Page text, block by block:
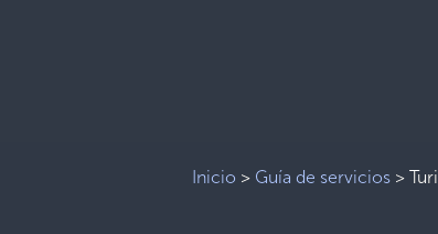
Inicio > Guía de servicios >